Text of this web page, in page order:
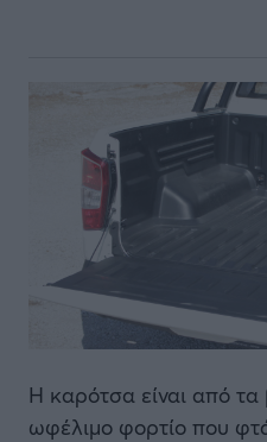
Η καρότσα είναι από
ωφέλιμο φορτίο που